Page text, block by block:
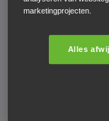
Waarom we
gebruiken en
We verzamelen,
marketingprojecten.
Alles